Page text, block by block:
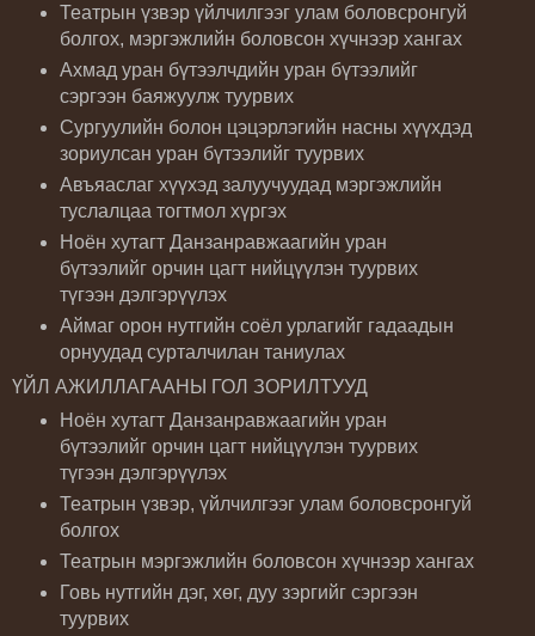
Театрын үзвэр үйлчилгээг улам боловсронгуй
болгох, мэргэжлийн боловсон хүчнээр хангах
Ахмад уран бүтээлчдийн уран бүтээлийг
сэргээн баяжуулж туурвих
Сургуулийн болон цэцэрлэгийн насны хүүхдэд
зориулсан уран бүтээлийг туурвих
Авъяаслаг хүүхэд залуучуудад мэргэжлийн
туслалцаа тогтмол хүргэх
Ноён хутагт Данзанравжаагийн уран
бүтээлийг орчин цагт нийцүүлэн туурвих
түгээн дэлгэрүүлэх
Аймаг орон нутгийн соёл урлагийг гадаадын
орнуудад сурталчилан таниулах
ҮЙЛ АЖИЛЛАГААНЫ ГОЛ ЗОРИЛТУУД
Ноён хутагт Данзанравжаагийн уран
бүтээлийг орчин цагт нийцүүлэн туурвих
түгээн дэлгэрүүлэх
Театрын үзвэр, үйлчилгээг улам боловсронгуй
болгох
Театрын мэргэжлийн боловсон хүчнээр хангах
Говь нутгийн дэг, хөг, дуу зэргийг сэргээн
туурвих